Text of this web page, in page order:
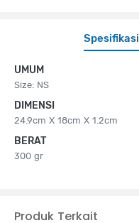
Spesifikasi
UMUM
Size: NS
DIMENSI
24.9cm X 18cm X 1.2cm
BERAT
300 gr
Produk Terkait